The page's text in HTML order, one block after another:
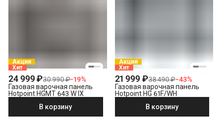
Акция
Хит
24 999 ₽30 990 ₽−19%
Газовая варочная панель
Hotpoint HGMT 643 W IX
В корзину
Акция
Хит
21 999 ₽38 490 ₽−43%
Газовая варочная панель
Hotpoint HG 61F/WH
В корзину